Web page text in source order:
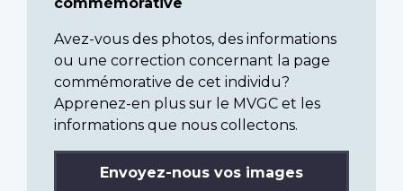
commémorative
Avez-vous des photos, des informations
ou une correction concernant la page
commémorative de cet individu?
Apprenez-en plus sur le MVGC et les
informations que nous collectons.
Envoyez-nous vos images